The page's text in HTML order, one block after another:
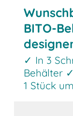
BITO-
✓ In 3
Behälter
1 Stück